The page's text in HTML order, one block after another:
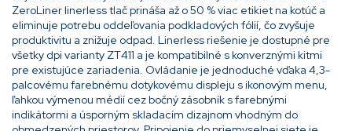
ZeroLiner linerless tlač prináša až o 50 % viac etikiet na kotúč a
eliminuje potrebu oddeľovania podkladových fólií, čo zvyšuje
produktivitu a znižuje odpad. Linerless riešenie je dostupné pre
všetky dpi varianty ZT411 a je kompatibilné s konverznými kitmi
pre existujúce zariadenia. Ovládanie je jednoduché vďaka 4,3-
palcovému farebnému dotykovému displeju s ikonovým menu,
ľahkou výmenou médií cez bočný zásobník s farebnými
indikátormi a úsporným skladacím dizajnom vhodným do